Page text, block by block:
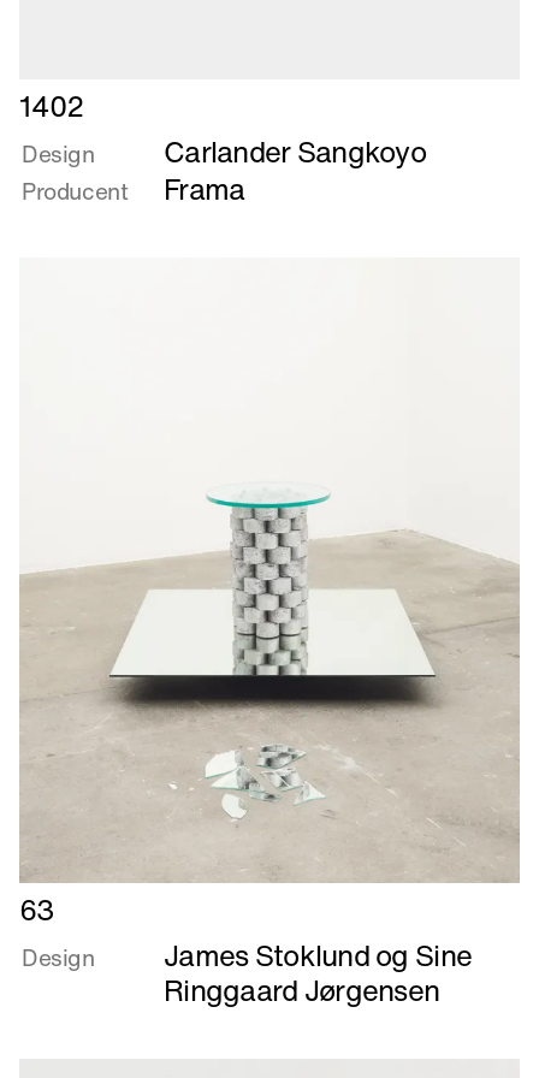
Læs
mere
om
1402
1402
Design Carlander Sangkoyo
Producent Frama
Læs
mere
om
63
Design
James Stoklund og Sine
Ringgaard Jørgensen